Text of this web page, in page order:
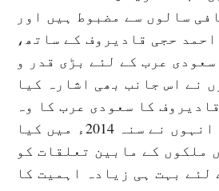
سالوں سے مضبوط ہیں اور
حجی قادیروف کے ساتھ،
عرب کے لئے بڑی قدر و
نے اس جانب بھی اشارہ کیا
کا سعودی عرب کا وہ
سرکاری دورہ جو انہوں نے سنہ 2014ء میں کیا
ملکوں کے مابین تعلقات کو
لئے بہت ہی زیادہ اہمیت کا